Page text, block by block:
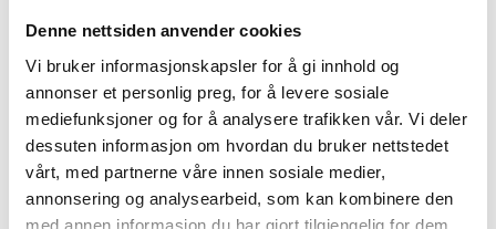
Denne nettsiden anvender cookies
Vi bruker informasjonskapsler for å gi innhold og
annonser et personlig preg, for å levere sosiale
mediefunksjoner og for å analysere trafikken vår. Vi deler
dessuten informasjon om hvordan du bruker nettstedet
vårt, med partnerne våre innen sosiale medier,
annonsering og analysearbeid, som kan kombinere den
med annen informasjon du har gjort tilgjengelig for dem,
lederutviklingen, sier Kopperud til OsloMet.
Fire tips for å bedre relasjonen
Legg til rette for tilbakemeldingskultur.Lytt til